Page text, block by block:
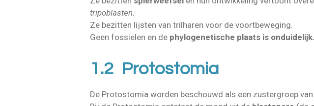
tripoblasten.
Ze bezitten lijsten van trilharen voor de voortbeweging.
Geen fossielen en de phylogenetische plaats is onduidelijk.
1.2 Protostomia
De Protostomia worden beschouwd als een zustergroep